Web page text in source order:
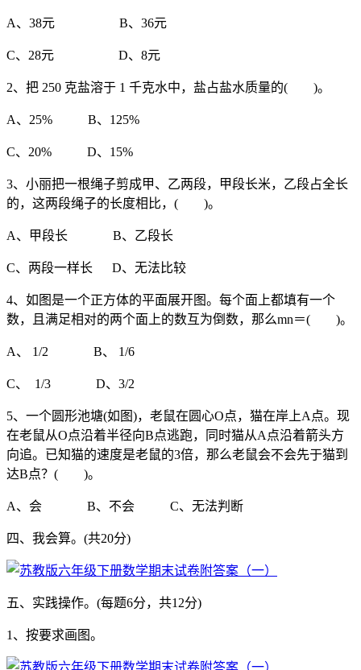
A、38元 B、36元
C、28元 D、8元
2、把 250 克盐溶于 1 千克水中，盐占盐水质量的( )。
A、25% B、125%
C、20% D、15%
3、小丽把一根绳子剪成甲、乙两段，甲段长米，乙段占全长
的，这两段绳子的长度相比，( )。
A、甲段长 B、乙段长
C、两段一样长 D、无法比较
4、如图是一个正方体的平面展开图。每个面上都填有一个
数，且满足相对的两个面上的数互为倒数，那么mn＝( )。
A、 1/2 B、 1/6
C、 1/3 D、3/2
5、一个圆形池塘(如图)，老鼠在圆心O点，猫在岸上A点。现
在老鼠从O点沿着半径向B点逃跑，同时猫从A点沿着箭头方
向追。已知猫的速度是老鼠的3倍，那么老鼠会不会先于猫到
达B点？( )。
A、会 B、不会 C、无法判断
四、我会算。(共20分)
五、实践操作。(每题6分，共12分)
1、按要求画图。